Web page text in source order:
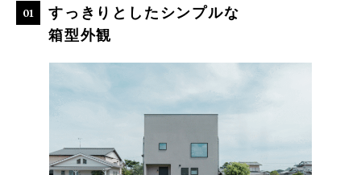
すっきりとしたシンプルな
箱型外観